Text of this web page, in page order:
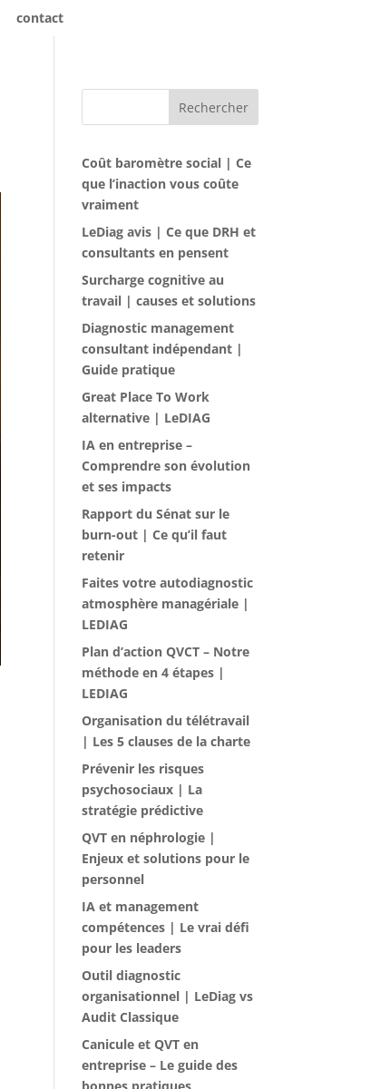
contact
Rechercher
Coût baromètre social | Ce
que l’inaction vous coûte
vraiment
LeDiag avis | Ce que DRH et
consultants en pensent
Surcharge cognitive au
travail | causes et solutions
Diagnostic management
consultant indépendant |
Guide pratique
Great Place To Work
alternative | LeDIAG
IA en entreprise –
Comprendre son évolution
et ses impacts
Rapport du Sénat sur le
burn-out | Ce qu’il faut
retenir
Faites votre autodiagnostic
atmosphère managériale |
LEDIAG
Plan d’action QVCT – Notre
méthode en 4 étapes |
LEDIAG
Organisation du télétravail
| Les 5 clauses de la charte
Prévenir les risques
psychosociaux | La
stratégie prédictive
QVT en néphrologie |
Enjeux et solutions pour le
personnel
IA et management
compétences | Le vrai défi
pour les leaders
Outil diagnostic
organisationnel | LeDiag vs
Audit Classique
Canicule et QVT en
entreprise – Le guide des